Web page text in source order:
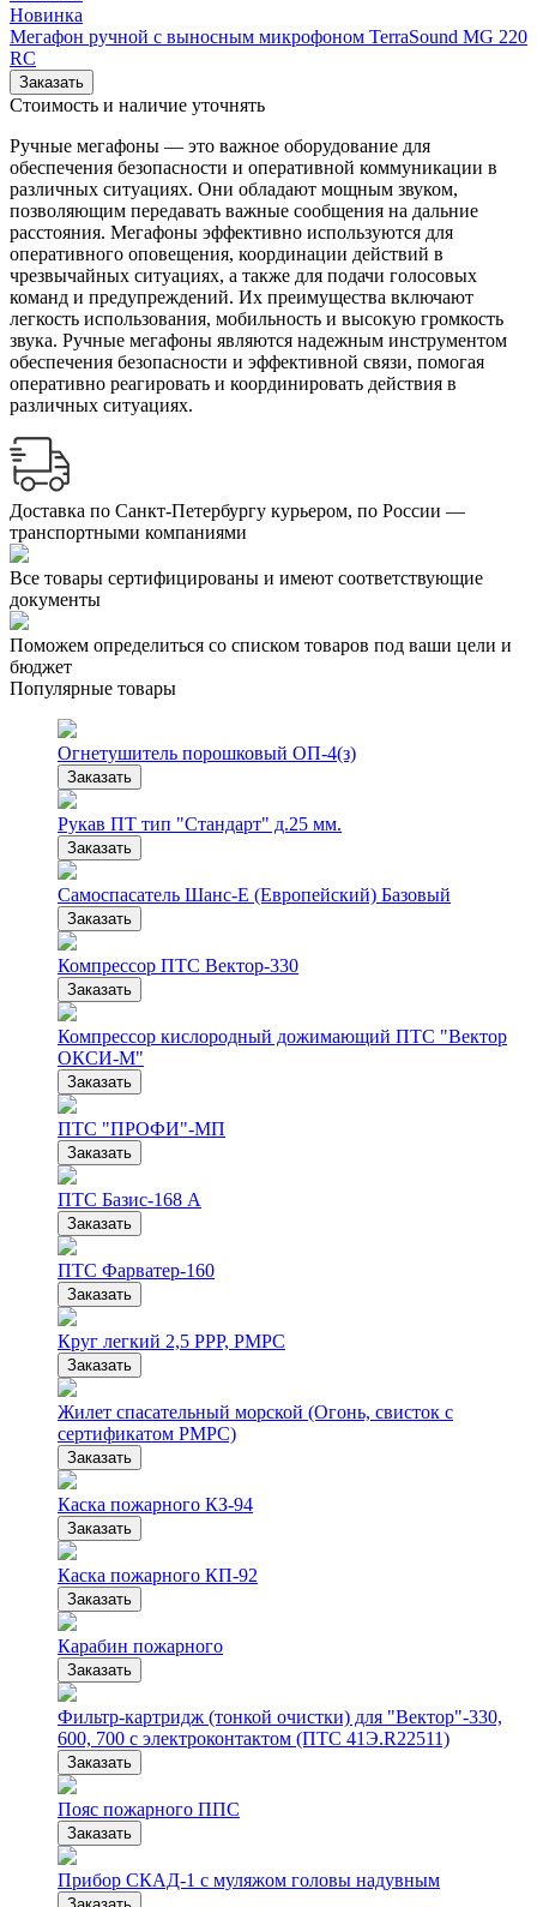
Новинка
Мегафон ручной с выносным микрофоном TerraSound MG 220
RC
Заказать
Стоимость и наличие уточнять
Ручные мегафоны — это важное оборудование для
обеспечения безопасности и оперативной коммуникации в
различных ситуациях. Они обладают мощным звуком,
позволяющим передавать важные сообщения на дальние
расстояния. Мегафоны эффективно используются для
оперативного оповещения, координации действий в
чрезвычайных ситуациях, а также для подачи голосовых
команд и предупреждений. Их преимущества включают
легкость использования, мобильность и высокую громкость
звука. Ручные мегафоны являются надежным инструментом
обеспечения безопасности и эффективной связи, помогая
оперативно реагировать и координировать действия в
различных ситуациях.
Доставка по Санкт-Петербургу курьером, по России —
транспортными компаниями
Все товары сертифицированы и имеют соответствующие
документы
Поможем определиться со списком товаров под ваши цели и
бюджет
Популярные товары
Огнетушитель порошковый ОП-4(з)
Заказать
Рукав ПТ тип "Стандарт" д.25 мм.
Заказать
Самоспасатель Шанс-Е (Европейский) Базовый
Заказать
Компрессор ПТС Вектор-330
Заказать
Компрессор кислородный дожимающий ПТС "Вектор
ОКСИ-М"
Заказать
ПТС "ПРОФИ"-МП
Заказать
ПТС Базис-168 А
Заказать
ПТС Фарватер-160
Заказать
Круг легкий 2,5 РРР, РМРС
Заказать
Жилет спасательный морской (Огонь, свисток с
сертификатом РМРС)
Заказать
Каска пожарного КЗ-94
Заказать
Каска пожарного КП-92
Заказать
Карабин пожарного
Заказать
Фильтр-картридж (тонкой очистки) для "Вектор"-330,
600, 700 с электроконтактом (ПТС 41Э.R22511)
Заказать
Пояс пожарного ППС
Заказать
Прибор СКАД-1 с муляжом головы надувным